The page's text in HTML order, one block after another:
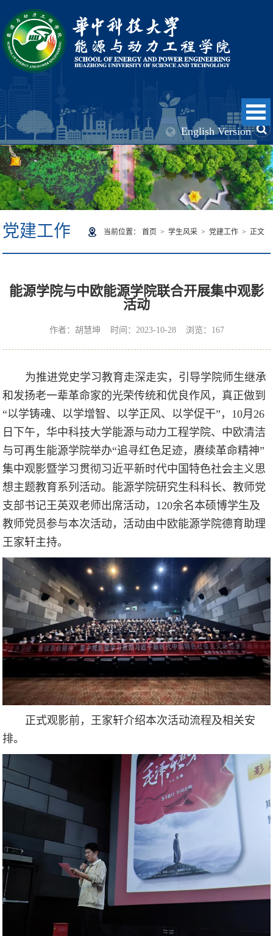
English Version
党建工作 当前位置： 首页 > 学生风采> 党建工作> 正文
能源学院与中欧能源学院联合开展集中观影
活动
作者：胡慧坤 时间：2023-10-28 浏览： 167
为推进党史学习教育走深走实，引导学院师生继承
和发扬老一辈革命家的光荣传统和优良作风，真正做到
“以学铸魂、以学增智、以学正风、以学促干” ， 10月26
日下午， 华中科技大学能源与动力工程学院、中欧清洁
与可再生能源学院举办“追寻红色足迹，赓续革命精神”
集中观影暨学习贯彻习近平新时代中国特色社会主义思
想主题教育系列活动。 能源学院研究生科科长、教师党
支部书记王英双老师出席活动， 120余名本硕博学生及
教师党员参与本次活动，活动由中欧能源学院德育助理
王家轩主持。
正式观影前，王家轩介绍本次活动流程及相关安
排。